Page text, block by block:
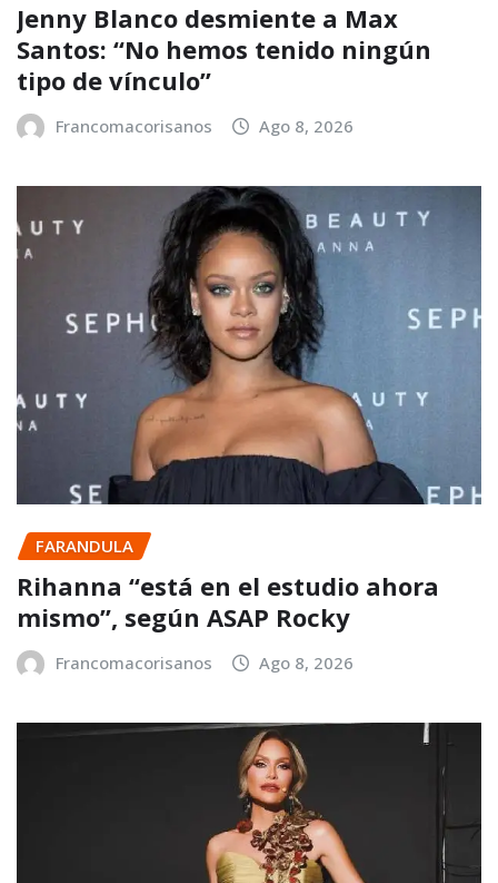
Jenny Blanco desmiente a Max
Santos: “No hemos tenido ningún
tipo de vínculo”
Francomacorisanos Ago 8, 2026
FARANDULA
Rihanna “está en el estudio ahora
mismo”, según ASAP Rocky
Francomacorisanos Ago 8, 2026